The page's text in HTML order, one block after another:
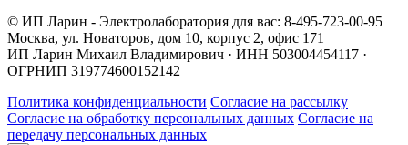
© ИП Ларин - Электролаборатория для вас: 8-495-723-00-95
Москва, ул. Новаторов, дом 10, корпус 2, офис 171
ИП Ларин Михаил Владимирович · ИНН 503004454117 ·
ОГРНИП 319774600152142
Политика конфиденциальности Согласие на рассылку
Согласие на обработку персональных данных Согласие на
передачу персональных данных